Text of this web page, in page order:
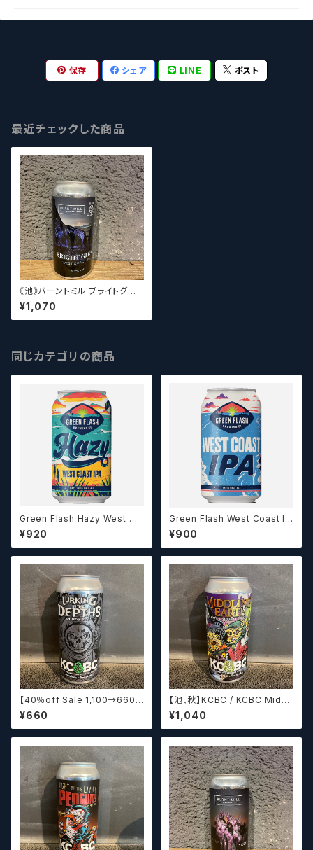
保存 シェア LINE ポスト
最近チェックした商品
《池》バーントミル ブライトグロ
ウ / Burnt Mill Bright Glow
¥1,070
同じカテゴリの商品
Green Flash Hazy West Co
ast IPA (355ml) / ヘイジー ウ
ェストコーストIPA【クラフトビー
ル】
¥920
Green Flash West Coast IP
A (355ml) / ウェストコースト
アイピーエー【クラフトビール】
¥900
【40％off Sale 1,100→660】
【池】KCBC / KCBC Lurking i
n the Depths【クラフトビール】
¥660
【池、秋】KCBC / KCBC Middli
ng Earth【クラフトビール】
¥1,040